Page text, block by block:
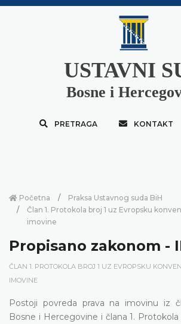
USTAVNI
Bosne i
PRETRAGA KONTAKT
Početna
Praksa Ustavnog suda BiH
Član 1. Protokola broj 1 uz Evropsku
imovine
Propisano zakonom -
ČLAN 1. PROTOKOLA BROJ 1 UZ EVROPSKU
IMOVINE
Postoji povreda prava na imovinu iz
Bosne i Hercegovine i člana 1.